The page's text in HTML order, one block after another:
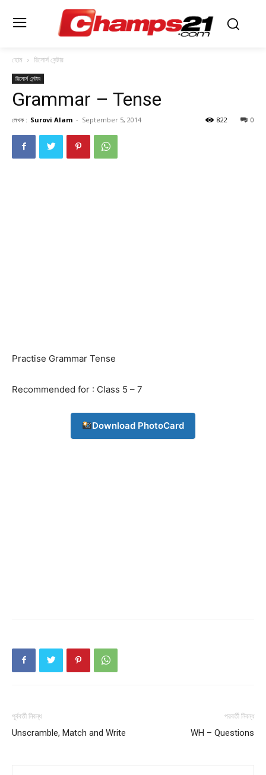
হোম রিসোর্স সেন্টার
রিসোর্স সেন্টার
Grammar – Tense
লেখক : Surovi Alam - September 5, 2014 0
822
Practise Grammar Tense
Recommended for : Class 5 – 7
Download PhotoCard
পূর্ববর্তী নিবন্ধ
Unscramble, Match and Write
পরবর্তী নিবন্ধ
WH – Questions